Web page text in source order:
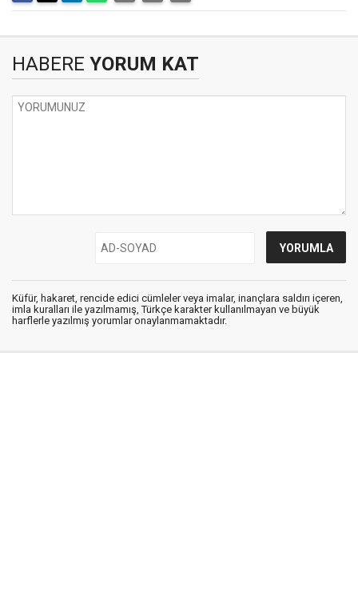
HABERE YORUM KAT
Küfür, hakaret, rencide edici cümleler veya imalar, inançlara saldırı içeren,
imla kuralları ile yazılmamış, Türkçe karakter kullanılmayan ve büyük
harflerle yazılmış yorumlar onaylanmamaktadır.